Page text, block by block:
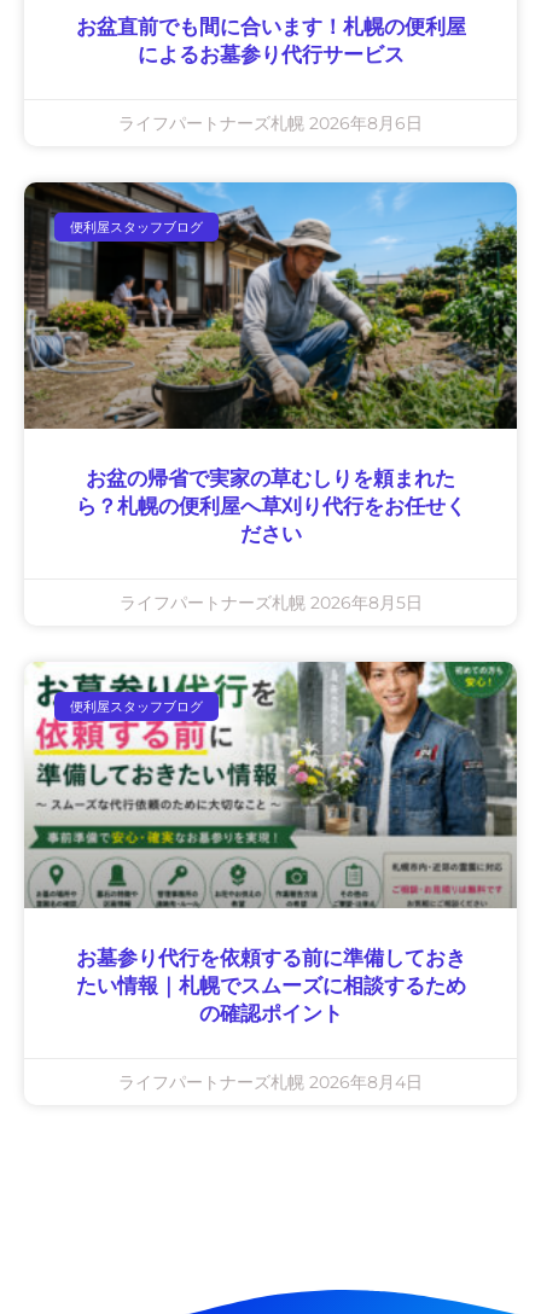
お盆直前でも間に合います！札幌の便利屋
によるお墓参り代行サービス
ライフパートナーズ札幌 2026年8月6日
便利屋スタッフブログ
お盆の帰省で実家の草むしりを頼まれた
ら？札幌の便利屋へ草刈り代行をお任せく
ださい
ライフパートナーズ札幌 2026年8月5日
便利屋スタッフブログ
お墓参り代行を依頼する前に準備しておき
たい情報｜札幌でスムーズに相談するため
の確認ポイント
ライフパートナーズ札幌 2026年8月4日